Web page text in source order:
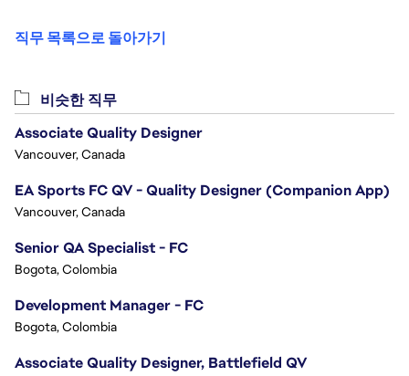
직무 목록으로 돌아가기
비슷한 직무
Associate Quality Designer
Vancouver, Canada
EA Sports FC QV - Quality Designer (Companion App)
Vancouver, Canada
Senior QA Specialist - FC
Bogota, Colombia
Development Manager - FC
Bogota, Colombia
Associate Quality Designer, Battlefield QV